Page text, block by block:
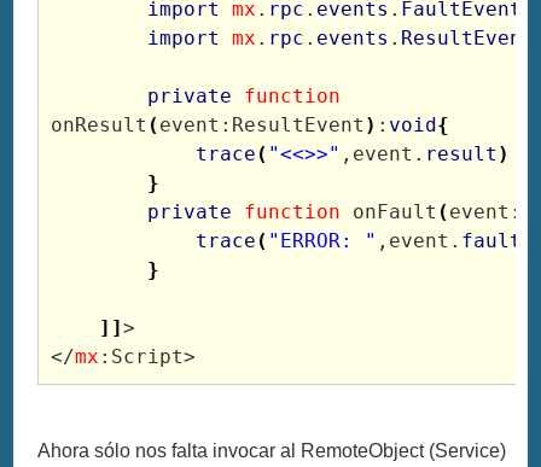
import mx . rpc . events . FaultEvent
import
mx . rpc . events . ResultEvent
private
function
onResult ( event:ResultEvent ) : void{
trace ( "<<>>" ,event. result )
}
private
function onFault (
trace ( "ERROR: " ,event. fault
}
] ]>
</mx
Ahora sólo nos falta invocar al RemoteObject (Service)